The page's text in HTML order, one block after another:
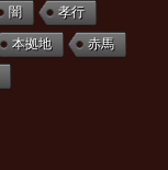
闇 孝行
本拠地 赤馬